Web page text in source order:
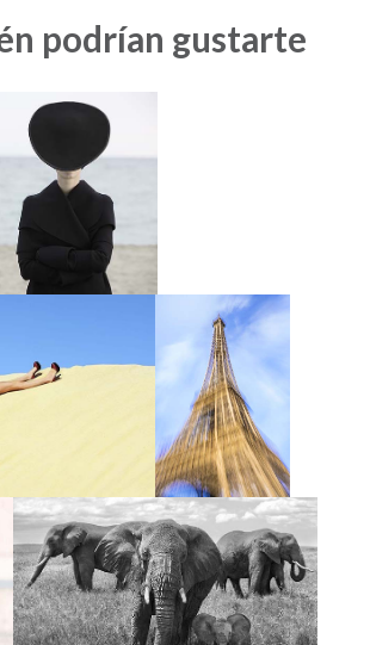
podrían gustarte